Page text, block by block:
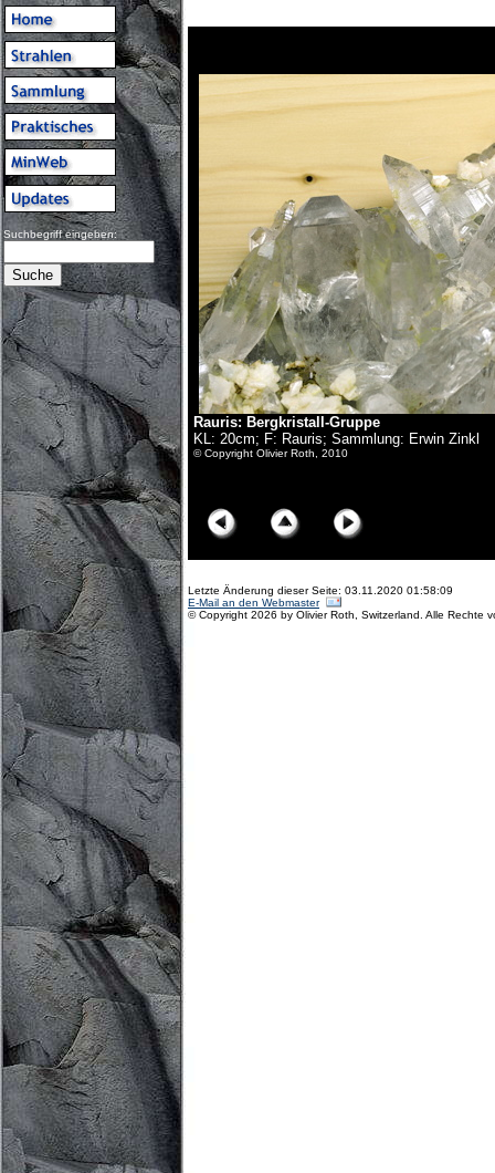
Suchbegriff eingeben:
Rauris: Bergkristall-Gruppe
KL: 20cm; F: Rauris; Sammlung: Erwin Zinkl
© Copyright Olivier Roth, 2010
Letzte Änderung dieser Seite: 03.11.2020 01:58:09
E-Mail an den Webmaster
© Copyright 2026 by Olivier Roth, Switzerland. Alle Rechte